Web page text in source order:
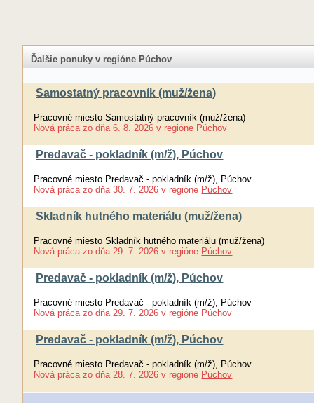
Ďalšie ponuky v regióne Púchov
Samostatný pracovník (muž/žena)
Pracovné miesto Samostatný pracovník (muž/žena)
Nová práca zo dňa 6. 8. 2026 v regióne Púchov
Predavač - pokladník (m/ž), Púchov
Pracovné miesto Predavač - pokladník (m/ž), Púchov
Nová práca zo dňa 30. 7. 2026 v regióne Púchov
Skladník hutného materiálu (muž/žena)
Pracovné miesto Skladník hutného materiálu (muž/žena)
Nová práca zo dňa 29. 7. 2026 v regióne Púchov
Predavač - pokladník (m/ž), Púchov
Pracovné miesto Predavač - pokladník (m/ž), Púchov
Nová práca zo dňa 29. 7. 2026 v regióne Púchov
Predavač - pokladník (m/ž), Púchov
Pracovné miesto Predavač - pokladník (m/ž), Púchov
Nová práca zo dňa 28. 7. 2026 v regióne Púchov